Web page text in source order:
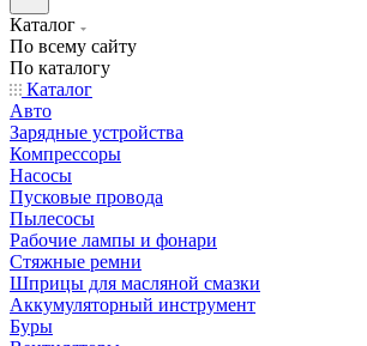
Каталог
По всему сайту
По каталогу
Каталог
Авто
Зарядные устройства
Компрессоры
Насосы
Пусковые провода
Пылесосы
Рабочие лампы и фонари
Стяжные ремни
Шприцы для масляной смазки
Аккумуляторный инструмент
Буры